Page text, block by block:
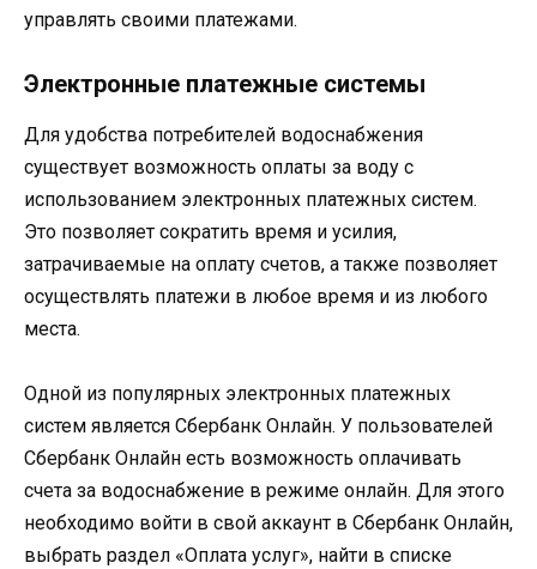
управлять своими платежами.
Электронные платежные системы
Для удобства потребителей водоснабжения
существует возможность оплаты за воду с
использованием электронных платежных систем.
Это позволяет сократить время и усилия,
затрачиваемые на оплату счетов, а также позволяет
осуществлять платежи в любое время и из любого
места.
Одной из популярных электронных платежных
систем является Сбербанк Онлайн. У пользователей
Сбербанк Онлайн есть возможность оплачивать
счета за водоснабжение в режиме онлайн. Для этого
необходимо войти в свой аккаунт в Сбербанк Онлайн,
выбрать раздел «Оплата услуг», найти в списке